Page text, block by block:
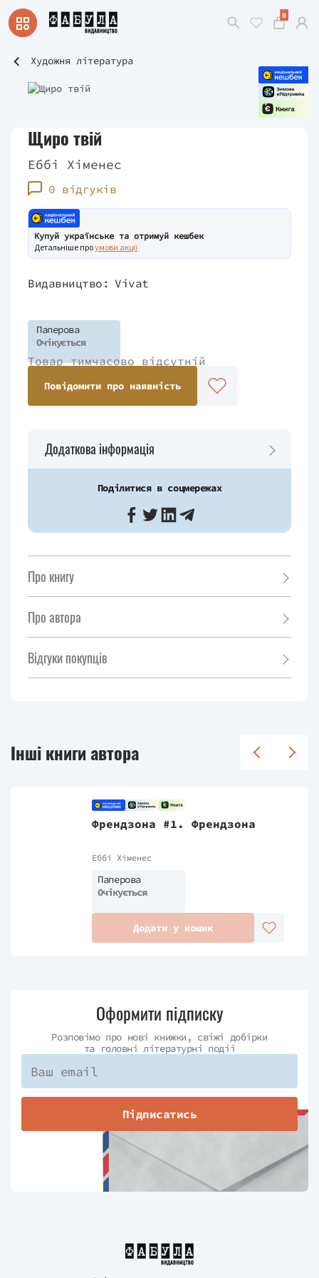
0
Художня література
Щиро твій
Еббі Хіменес
0 відгуків
Купуй українське та отримуй кешбек
Детальніше проумови акції
Видавництво: Vivat
Паперова
Очікується
Товар тимчасово відсутній
Повідомити про наявність
Додаткова інформація
Поділитися в соцмережах
Про книгу
Про автора
Відгуки покупців
Інші книги автора
Френдзона #1. Френдзона
Еббі Хіменес
Паперова
Очікується
Додати у кошик
Оформити підписку
Розповімо про нові книжки, свіжі добірки
та головні літературні події
Підписатись